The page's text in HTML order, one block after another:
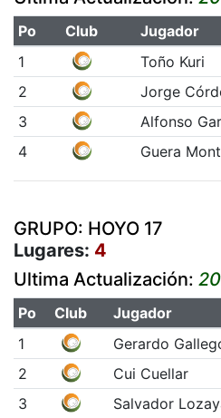
Po Club Jugador
1
Toño Kuri
2
Jorge
3
Alfonso
4
Guera
GRUPO: HOYO 17
Lugares: 4
Ultima Actualización:
Po Club Jugador
1
Gerardo
2
Cui Cuellar
3
Salvador